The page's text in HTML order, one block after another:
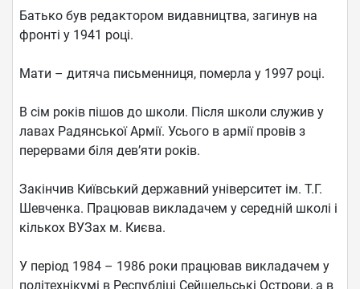
Батько був редактором видавництва, загинув на
фронті у 1941 році.
Мати – дитяча письменниця, померла у 1997 році.
В сім років пішов до школи. Після школи служив у
лавах Радянської Армії. Усього в армії провів з
перервами біля дев’яти років.
Закінчив Київський державний університет ім. Т.Г.
Шевченка. Працював викладачем у середній школі і
кількох ВУЗах м. Києва.
У період 1984 – 1986 роки працював викладачем у
політехнікумі в Республіці Сейшельські Острови, а в